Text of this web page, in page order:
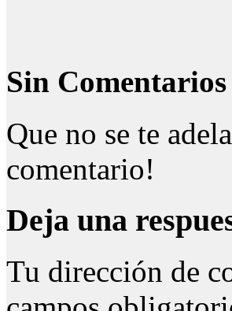
Sin Comentarios
Que no se te
comentario!
Deja una
Tu dirección de